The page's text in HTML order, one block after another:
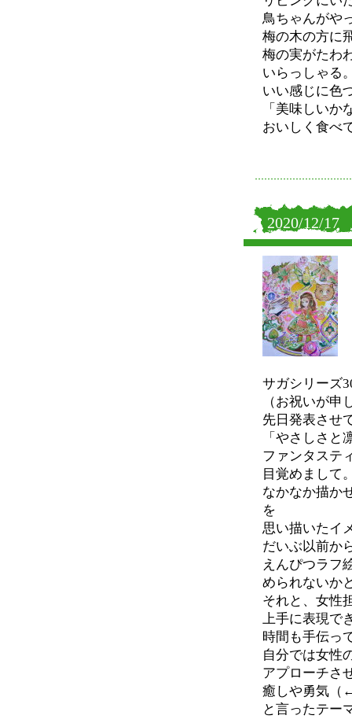
鳥ちゃんがや
梅の木の方に
梅の実がたわ
いらっしゃる
いい感じに色
「美味しい
おいしく食べ
2020/12/17
サガシリーズ
（お祝いが
先日発表させ
「やさしさと
ファンタステ
目覚めまして
なかなか描か
を
思い描いたイ
だいぶ以前か
えんぴつラフ
められないか
それと、女性
上手に表現で
時間も手伝っ
自分では女性
アプローチさ
癒しや勇気（
と言ったテー